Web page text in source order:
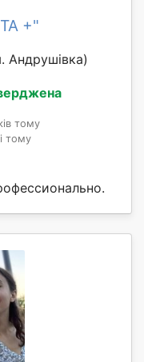
+"
Андрушівка)
тому
тому